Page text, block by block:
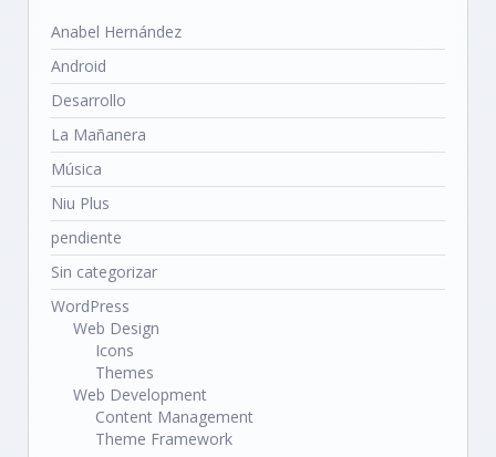
Anabel Hernández
Android
Desarrollo
La Mañanera
Música
Niu Plus
pendiente
Sin categorizar
WordPress
Web Design
Icons
Themes
Web Development
Content Management
Theme Framework